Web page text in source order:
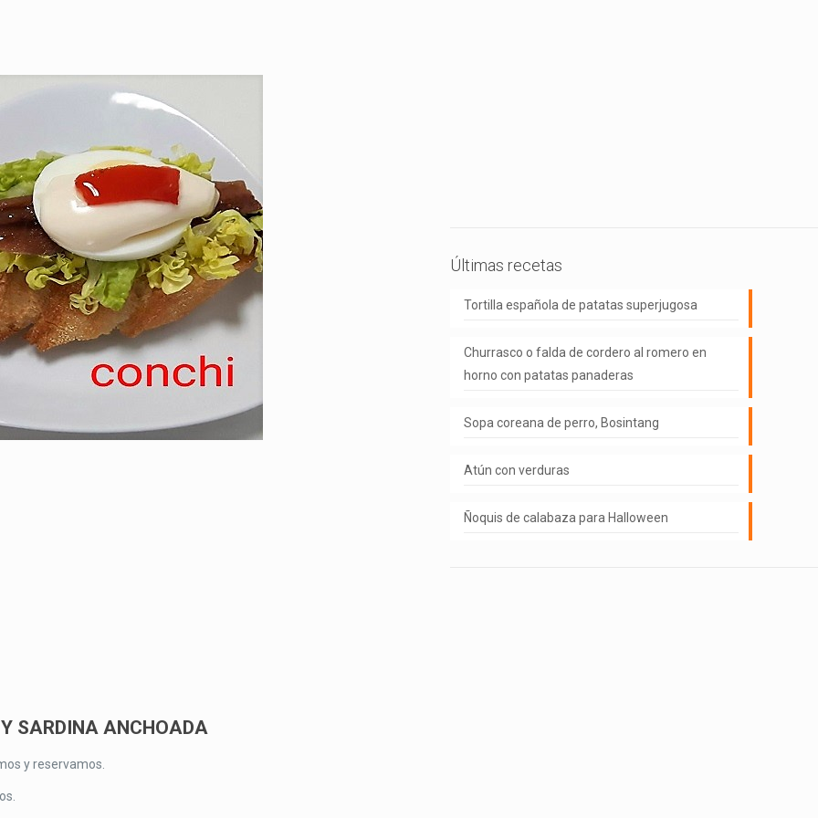
SARDINA ANCHOADA
y reservamos.
Últimas recetas
Tortilla española de patatas superjugosa
Churrasco o falda de cordero al romero en
horno con patatas panaderas
Sopa coreana de perro, Bosintang
Atún con verduras
Ñoquis de calabaza para Halloween